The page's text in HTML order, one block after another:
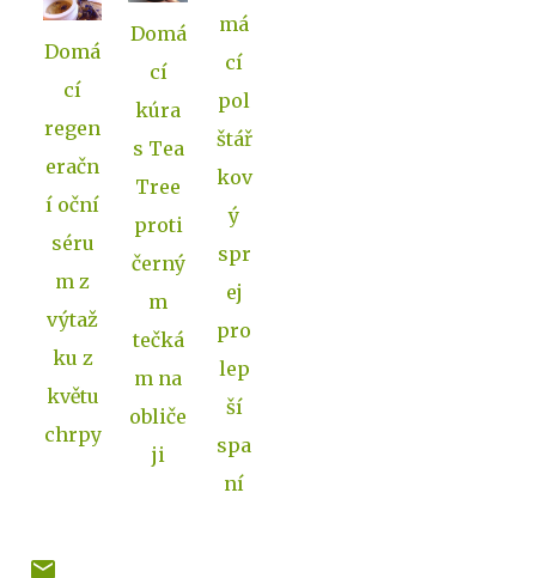
Domá
cí
regen
eračn
í oční
séru
m z
výtaž
ku z
květu
chrpy
Domá
cí
kúra
s Tea
Tree
proti
černý
m
tečká
m na
obliče
ji
má
cí
pol
štář
kov
ý
spr
ej
pro
lep
ší
spa
ní